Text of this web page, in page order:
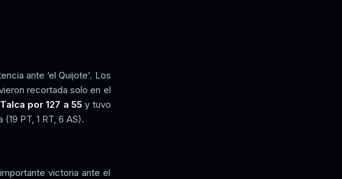
ante ‘el Quijote’. Los
recortada solo en el
por 127 a 55 y tuvo
PT, 1 RT, 6 AS).
victoria ante el